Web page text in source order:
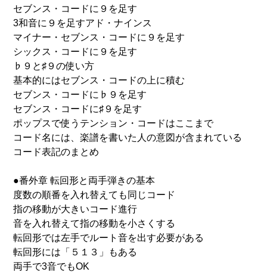
セブンス・コードに９を足す
3和音に９を足すアド・ナインス
マイナー・セブンス・コードに９を足す
シックス・コードに９を足す
♭９と♯９の使い方
基本的にはセブンス・コードの上に積む
セブンス・コードに♭９を足す
セブンス・コードに♯９を足す
ポップスで使うテンション・コードはここまで
コード名には、楽譜を書いた人の意図が含まれている
コード表記のまとめ
●番外章 転回形と両手弾きの基本
度数の順番を入れ替えても同じコード
指の移動が大きいコード進行
音を入れ替えて指の移動を小さくする
転回形では左手でルート音を出す必要がある
転回形には「５１３」もある
両手で3音でもOK